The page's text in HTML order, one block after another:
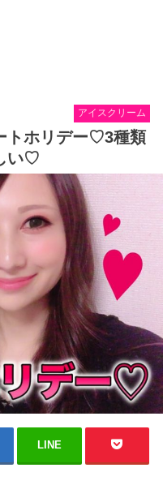
アイスクリーム
トホリデー♡3種類
い♡
LINE